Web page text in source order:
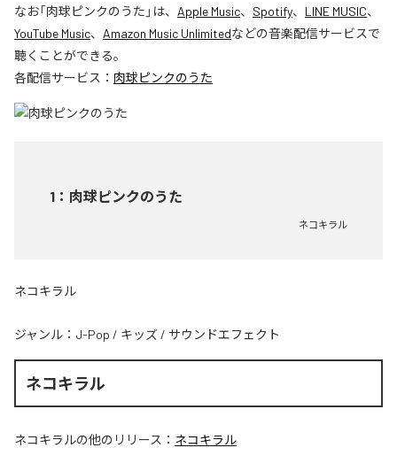
なお「肉球ピンクのうた 」は、 Apple Music、 Spotify、 LINE MUSIC、
YouTube Music、 Amazon Music Unlimitedなどの音楽配信サービスで
聴くことができる。
各配信サービス： 肉球ピンクのうた
1 ： 肉球ピンクのうた
ネコキラル
ネコキラル
ジャンル： J-Pop / キッズ / サウンドエフェクト
ネコキラル
ネコキラルの他のリリース： ネコキラル